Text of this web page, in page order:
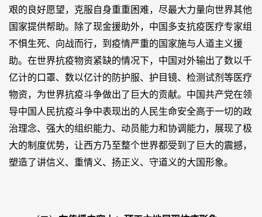
艰的良好愿望，克服自身重重困难，尽最大力量向世界其他
国家提供帮助。除了现金援助外，中国多支抗疫医疗专家组
不惧生死、向战而行，到疫情严重的国家施与人道主义援
助。在世界抗疫物资紧缺的情况下，中国对外输出了数以千
亿计的口罩、数以亿计的防护服、护目镜、检测试剂等医疗
物资，为世界抗疫斗争做出了巨大的贡献。中国共产党在领
导中国人民抗疫斗争中表现出的人民生命安全高于一切的政
治理念、强大的组织能力、动员能力和协调能力，展现了极
大的制度优势，让西方乃至整个世界都受到了巨大的震撼，
塑造了讲信义、重情义、扬正义、守道义的大国形象。